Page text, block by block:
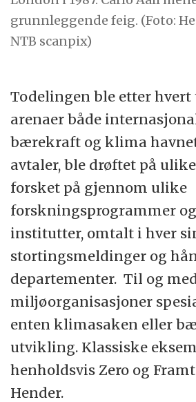
grunnleggende feig. (Foto:
NTB scanpix)
Todelingen ble etter
arenaer både
bærekraft og klima
avtaler, ble drøftet på
forsket på gjennom ulike
forskningsprogrammer
institutter, omtalt i hver
stortingsmeldinger og
departementer. Til og
miljøorganisasjoner
enten klimasaken eller
utvikling. Klassiske
henholdsvis Zero og
Hender.